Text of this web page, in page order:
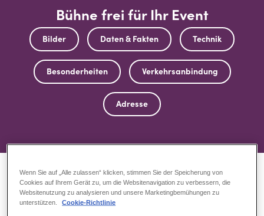
Bühne frei für Ihr Event
Bilder Daten & Fakten Technik
Besonderheiten Verkehrsanbindung
Adresse
Wenn Sie auf „Alle zulassen“ klicken, stimmen Sie der Speicherung von
Cookies auf Ihrem Gerät zu, um die Websitenavigation zu verbessern, die
Websitenutzung zu analysieren und unsere Marketingbemühungen zu
unterstützen.
Cookie-Richtlinie